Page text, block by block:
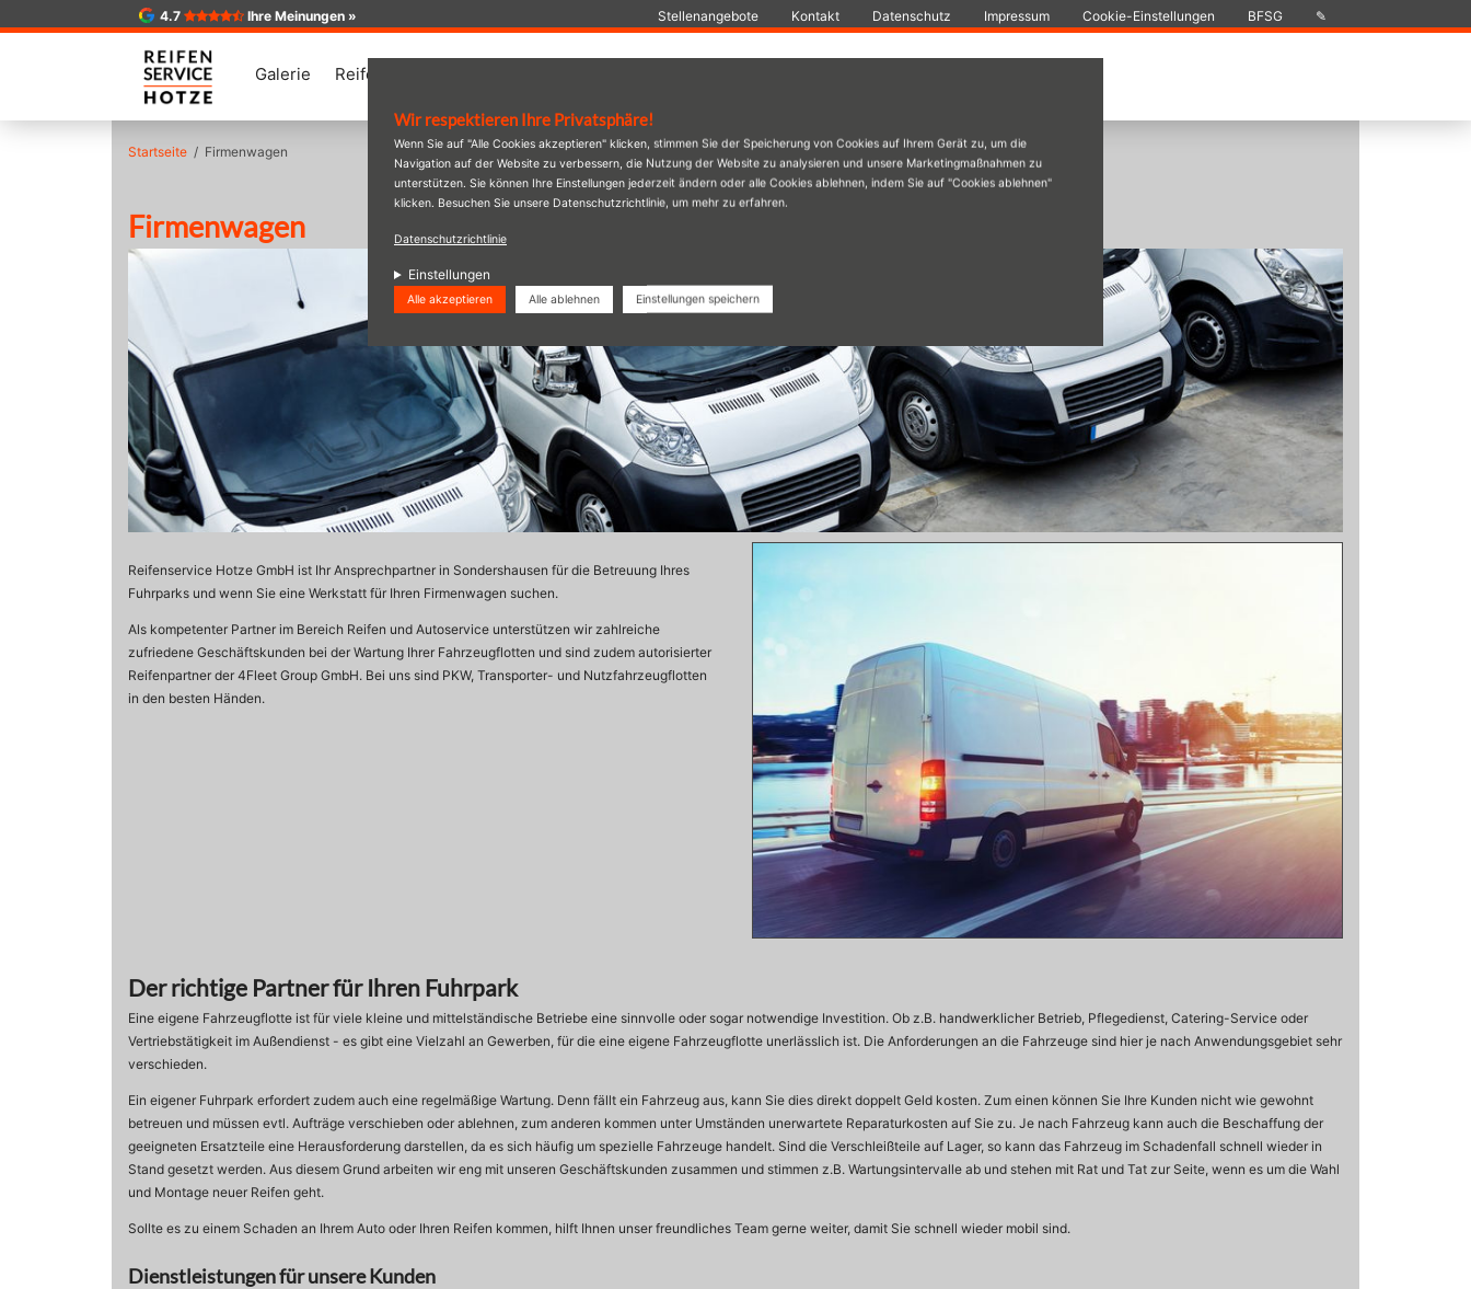
Wir respektieren Ihre Privatsphäre!
Wenn Sie auf "Alle Cookies akzeptieren" klicken, stimmen Sie der Speicherung von Cookies auf Ihrem Gerät zu, um die
Navigation auf der Website zu verbessern, die Nutzung der Website zu analysieren und unsere Marketingmaßnahmen zu
unterstützen. Sie können Ihre Einstellungen jederzeit ändern oder alle Cookies ablehnen, indem Sie auf "Cookies ablehnen"
klicken. Besuchen Sie unsere Datenschutzrichtlinie, um mehr zu erfahren.
Datenschutzrichtlinie
Einstellungen
Alle akzeptieren Alle ablehnen Einstellungen speichern
Galerie Reifen
Stellenangebote Kontakt Datenschutz Impressum Cookie-Einstellungen BFSG ✎
4.7 Ihre Meinungen »
Startseite Firmenwagen
Firmenwagen
Reifenservice Hotze GmbH ist Ihr Ansprechpartner in Sondershausen für die Betreuung Ihres
Fuhrparks und wenn Sie eine Werkstatt für Ihren Firmenwagen suchen.
Als kompetenter Partner im Bereich Reifen und Autoservice unterstützen wir zahlreiche
zufriedene Geschäftskunden bei der Wartung Ihrer Fahrzeugflotten und sind zudem autorisierter
Reifenpartner der 4Fleet Group GmbH. Bei uns sind PKW, Transporter- und Nutzfahrzeugflotten
in den besten Händen.
Der richtige Partner für Ihren Fuhrpark
Eine eigene Fahrzeugflotte ist für viele kleine und mittelständische Betriebe eine sinnvolle oder sogar notwendige Investition. Ob z.B. handwerklicher Betrieb, Pflegedienst, Catering-Service oder
Vertriebstätigkeit im Außendienst - es gibt eine Vielzahl an Gewerben, für die eine eigene Fahrzeugflotte unerlässlich ist. Die Anforderungen an die Fahrzeuge sind hier je nach Anwendungsgebiet sehr
verschieden.
Ein eigener Fuhrpark erfordert zudem auch eine regelmäßige Wartung. Denn fällt ein Fahrzeug aus, kann Sie dies direkt doppelt Geld kosten. Zum einen können Sie Ihre Kunden nicht wie gewohnt
betreuen und müssen evtl. Aufträge verschieben oder ablehnen, zum anderen kommen unter Umständen unerwartete Reparaturkosten auf Sie zu. Je nach Fahrzeug kann auch die Beschaffung der
geeigneten Ersatzteile eine Herausforderung darstellen, da es sich häufig um spezielle Fahrzeuge handelt. Sind die Verschleißteile auf Lager, so kann das Fahrzeug im Schadenfall schnell wieder in
Stand gesetzt werden. Aus diesem Grund arbeiten wir eng mit unseren Geschäftskunden zusammen und stimmen z.B. Wartungsintervalle ab und stehen mit Rat und Tat zur Seite, wenn es um die Wahl
und Montage neuer Reifen geht.
Sollte es zu einem Schaden an Ihrem Auto oder Ihren Reifen kommen, hilft Ihnen unser freundliches Team gerne weiter, damit Sie schnell wieder mobil sind.
Dienstleistungen für unsere Kunden